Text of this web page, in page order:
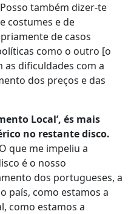
também dizer-te
costumes e de
de casos
como o outro [o
as dificuldades com a
dos preços e das
Local’, és mais
no restante disco.
que me impeliu a
é o nosso
dos portugueses, a
país, como estamos a
como estamos a